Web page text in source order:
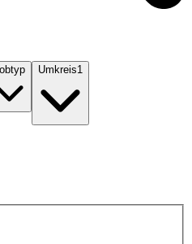
Umkreis1